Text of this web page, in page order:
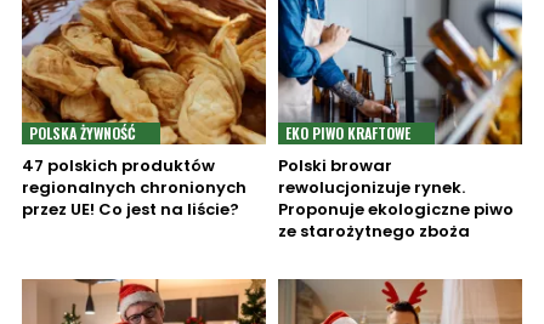
POLSKA ŻYWNOŚĆ
47 polskich produktów
regionalnych chronionych
przez UE! Co jest na liście?
EKO PIWO KRAFTOWE
Polski browar
rewolucjonizuje rynek.
Proponuje ekologiczne piwo
ze starożytnego zboża